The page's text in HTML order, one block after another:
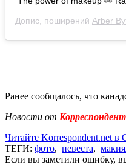
Допис, поширений Arber
Ранее сообщалось, что
Новости от
Читайте Korrespondent.net в
ТЕГИ: фото, невеста,
Если вы заметили ошибку,